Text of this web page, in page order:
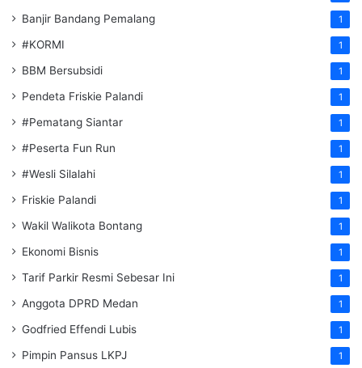
Banjir Bandang Pemalang 1
#KORMI 1
BBM Bersubsidi 1
Pendeta Friskie Palandi 1
#Pematang Siantar 1
#Peserta Fun Run 1
#Wesli Silalahi 1
Friskie Palandi 1
Wakil Walikota Bontang 1
Ekonomi Bisnis 1
Tarif Parkir Resmi Sebesar Ini 1
Anggota DPRD Medan 1
Godfried Effendi Lubis 1
Pimpin Pansus LKPJ 1